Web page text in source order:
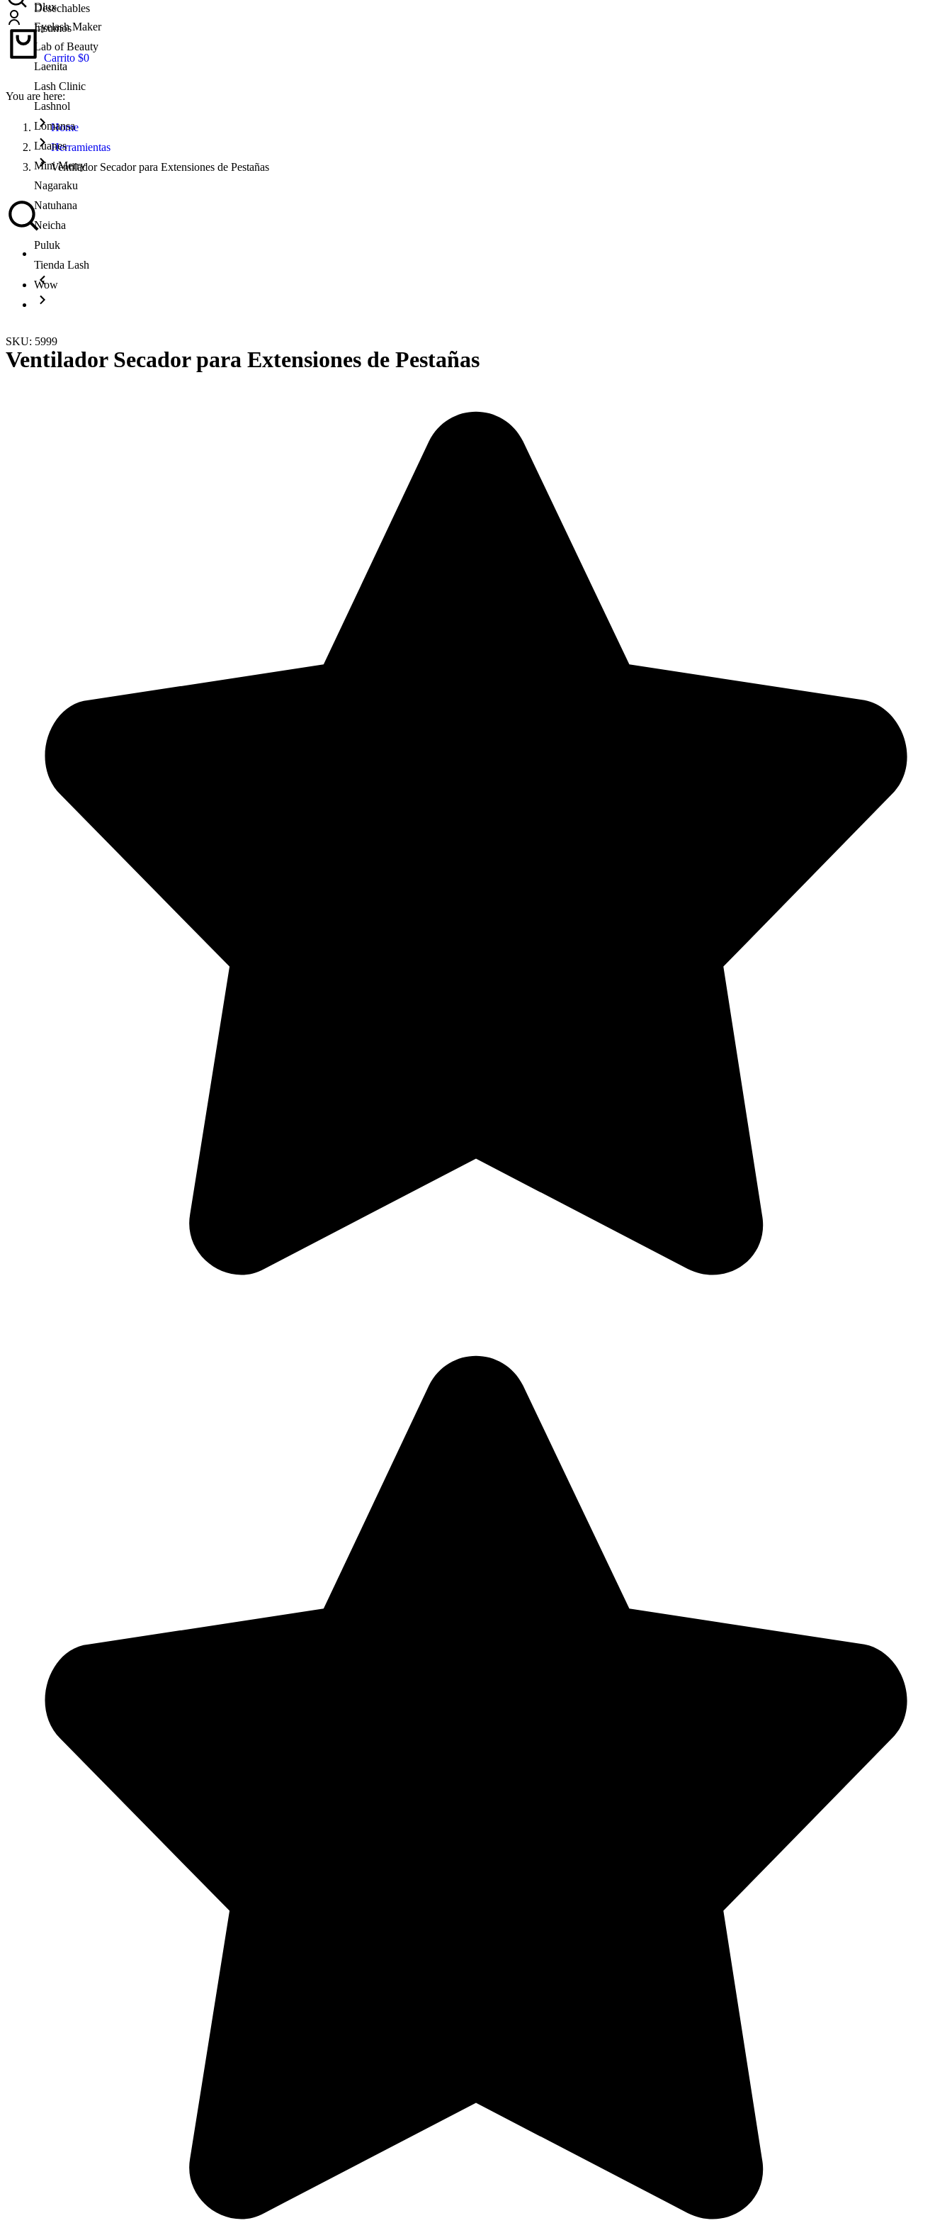
Desechables
Insumos
Dlux
Eyelash Maker
Lab of Beauty
Laenita
Lash Clinic
Lashnol
Lomansa
Luanes
Mini Merry
Nagaraku
Natuhana
Neicha
Puluk
Tienda Lash
Wow
Carrito $0
You are here:
Home
Herramientas
Ventilador Secador para Extensiones de Pestañas
SKU: 5999
Ventilador Secador para Extensiones de Pestañas